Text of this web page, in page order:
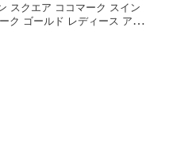
スクエア ココマーク スイン
ク ゴールド レディース アク
上品 大人 ブランド【中